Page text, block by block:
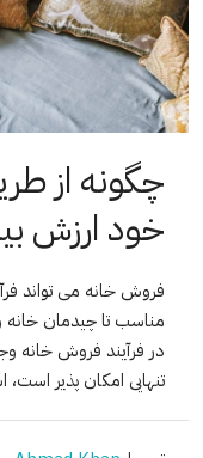
چگونه از
خود ارزش
فروش خانه می تواند
مناسب تا چیدمان خانه
در فرآیند فروش خانه
تنهایی امکان پذیر است،